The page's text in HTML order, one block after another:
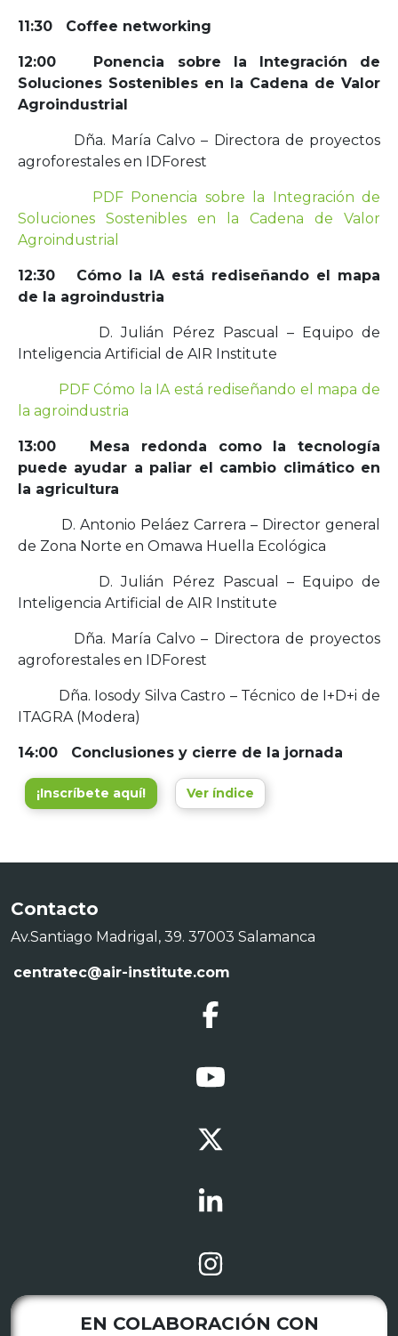
11:30 Coffee networking
12:00 Ponencia sobre la Integración de
Soluciones Sostenibles en la Cadena de Valor
Agroindustrial
Dña. María Calvo – Directora de proyectos
agroforestales en IDForest
PDF Ponencia sobre la Integración de
Soluciones Sostenibles en la Cadena de Valor
Agroindustrial
12:30 Cómo la IA está rediseñando el mapa
de la agroindustria
D. Julián Pérez Pascual – Equipo de
Inteligencia Artificial de AIR Institute
PDF Cómo la IA está rediseñando el mapa de
la agroindustria
13:00 Mesa redonda como la tecnología
puede ayudar a paliar el cambio climático en
la agricultura
D. Antonio Peláez Carrera – Director general
de Zona Norte en Omawa Huella Ecológica
D. Julián Pérez Pascual – Equipo de
Inteligencia Artificial de AIR Institute
Dña. María Calvo – Directora de proyectos
agroforestales en IDForest
Dña. Iosody Silva Castro – Técnico de I+D+i de
ITAGRA (Modera)
14:00 Conclusiones y cierre de la jornada
¡Inscríbete aquí! Ver índice
Contacto
Av.Santiago Madrigal, 39. 37003 Salamanca
centratec@air-institute.com
EN COLABORACIÓN CON